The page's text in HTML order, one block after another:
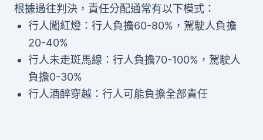
根據過往判決，責任分配通常有以下模式：
行人闖紅燈：行人負擔60-80%，駕駛人負擔
20-40%
行人未走斑馬線：行人負擔70-100%，駕駛人
負擔0-30%
行人酒醉穿越：行人可能負擔全部責任